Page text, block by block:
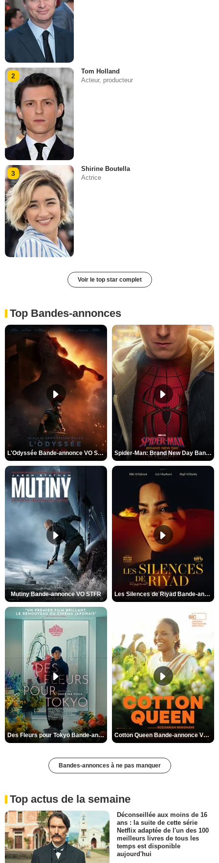
2
Tom Holland
Acteur, producteur
3
Shirine Boutella
Actrice
Voir le top star complet
Top Bandes-annonces
L'Odyssée Bande-annonce VO STFR Spider-Man: Brand New Day Bande-annonce VO STFR
Mutiny Bande-annonce VO STFR Les Silences de Riyad Bande-annonce VO STFR
Des Fleurs pour Tokyo Bande-annonce VO STFR Cotton Queen Bande-annonce VO STFR
Bandes-annonces à ne pas manquer
Top actus de la semaine
Déconseillée aux moins de 16
ans : la suite de cette série
Netflix adaptée de l'un des 100
meilleurs livres de tous les
temps est disponible
aujourd'hui